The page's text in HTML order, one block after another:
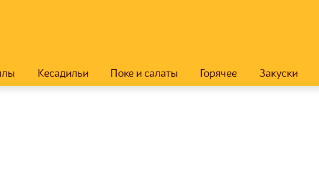
Кесадильи Поке и салаты Горячее Закуски